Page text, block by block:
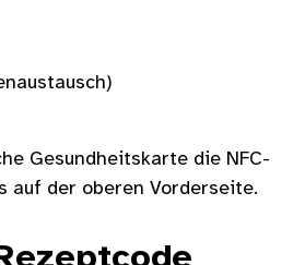
Gesundheitskarte die NFC-
auf der oberen Vorderseite.